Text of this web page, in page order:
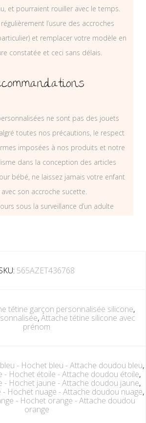
et pourraient rouiller avec le temps.
l’usure des accroches
et remplacer votre modèle en
constatée et ceci sans délais.
ne sont pas des jouets
toutes nos précautions, le respect
imposées à nos produits et notre
dans la conception des articles
bébé, ne laissez jamais votre enfant
avec son accroche sucette.
sous la surveillance d’un adulte
565AZET436768
tétine garçon personnalisée silicone,
,Attache tétine silicone avec
prénom
- Hochet bleu - Attache doudou bleu,
- Hochet étoile - Attache doudou étoile,
- Hochet jaune - Attache doudou jaune,
Hochet nuage - Attache doudou nuage,
- Hochet orange - Attache doudou
orange